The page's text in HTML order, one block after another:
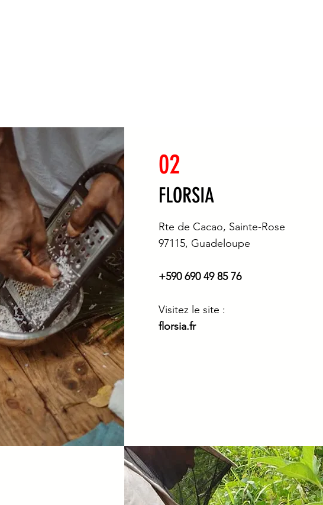
02
FLORSIA
Rte de Cacao, Sainte-Rose
97115, Guadeloupe
+590 690 49 85 76
Visitez le site :
florsia.fr